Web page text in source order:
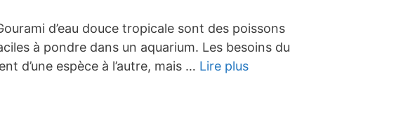
d’eau douce tropicale sont des poissons
à pondre dans un aquarium. Les besoins du
d’une espèce à l’autre, mais … Lire plus